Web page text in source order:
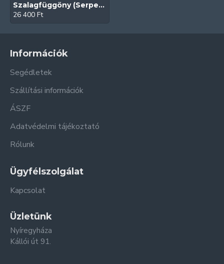
Szalagfüggöny (Serpentine/89-127 mm)
26 400 Ft
Információk
Segédletek
Szállítási információk
ÁSZF
Adatvédelmi tájékoztató
Rólunk
Ügyfélszolgálat
Kapcsolat
Üzletünk
Nyíregyháza
Kállói út 91.